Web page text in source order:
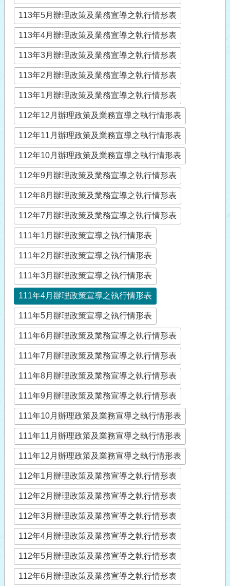
113年5月辦理政策及業務宣導之執行情形表
113年4月辦理政策及業務宣導之執行情形表
113年3月辦理政策及業務宣導之執行情形表
113年2月辦理政策及業務宣導之執行情形表
113年1月辦理政策及業務宣導之執行情形表
112年12月辦理政策及業務宣導之執行情形表
112年11月辦理政策及業務宣導之執行情形表
112年10月辦理政策及業務宣導之執行情形表
112年9月辦理政策及業務宣導之執行情形表
112年8月辦理政策及業務宣導之執行情形表
112年7月辦理政策及業務宣導之執行情形表
111年1月辦理政策宣導之執行情形表
111年2月辦理政策宣導之執行情形表
111年3月辦理政策宣導之執行情形表
111年4月辦理政策宣導之執行情形表
111年5月辦理政策宣導之執行情形表
111年6月辦理政策及業務宣導之執行情形表
111年7月辦理政策及業務宣導之執行情形表
111年8月辦理政策及業務宣導之執行情形表
111年9月辦理政策及業務宣導之執行情形表
111年10月辦理政策及業務宣導之執行情形表
111年11月辦理政策及業務宣導之執行情形表
111年12月辦理政策及業務宣導之執行情形表
112年1月辦理政策及業務宣導之執行情形表
112年2月辦理政策及業務宣導之執行情形表
112年3月辦理政策及業務宣導之執行情形表
112年4月辦理政策及業務宣導之執行情形表
112年5月辦理政策及業務宣導之執行情形表
112年6月辦理政策及業務宣導之執行情形表